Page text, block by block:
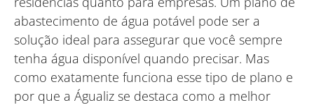
abastecimento de água potável pode ser a
solução ideal para assegurar que você sempre
tenha água disponível quando precisar. Mas
como exatamente funciona esse tipo de plano e
por que a Águaliz se destaca como a melhor